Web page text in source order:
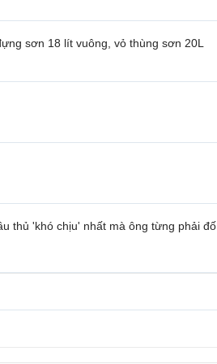
sơn 18 lít vuông, vỏ thùng sơn 20L
thủ 'khó chịu' nhất mà ông từng phải đố